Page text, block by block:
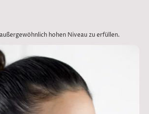
hohen Niveau zu erfüllen.